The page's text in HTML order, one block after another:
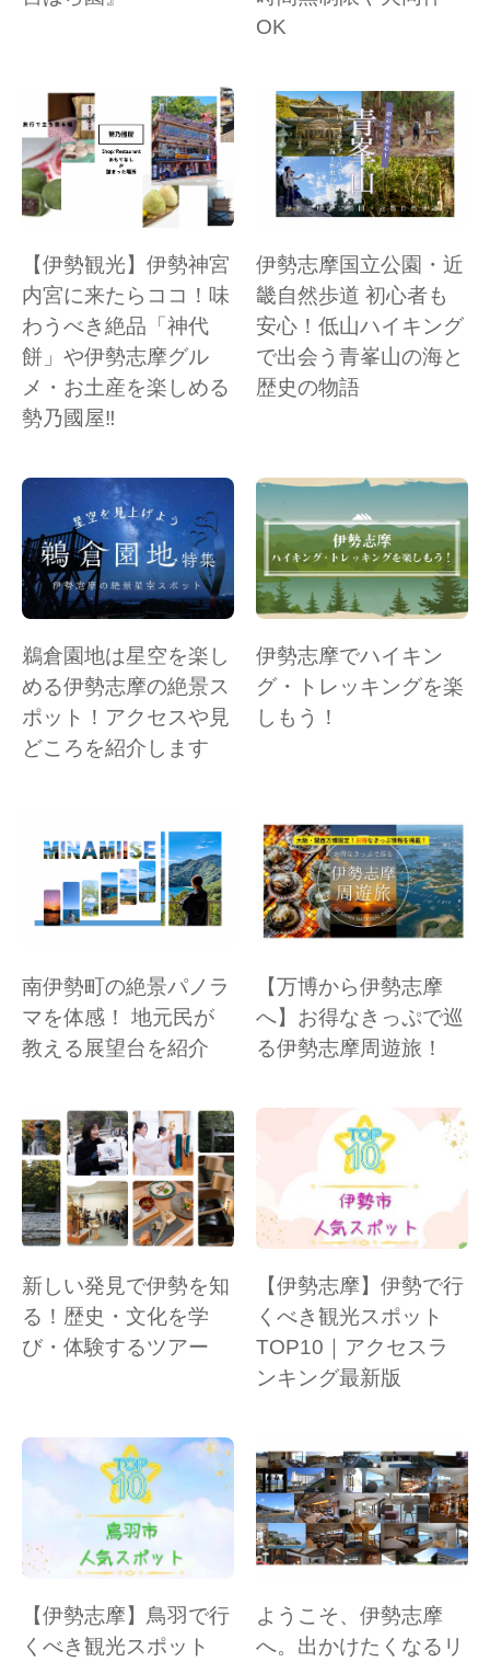
OK
【伊勢観光】伊勢神宮
内宮に来たらココ！味
わうべき絶品「神代
餅」や伊勢志摩グル
メ・お土産を楽しめる
勢乃國屋‼
伊勢志摩国立公園・近
畿自然歩道 初心者も
安心！低山ハイキング
で出会う青峯山の海と
歴史の物語
鵜倉園地は星空を楽し
める伊勢志摩の絶景ス
ポット！アクセスや見
どころを紹介します
伊勢志摩でハイキン
グ・トレッキングを楽
しもう！
南伊勢町の絶景パノラ
マを体感！ 地元民が
教える展望台を紹介
【万博から伊勢志摩
へ】お得なきっぷで巡
る伊勢志摩周遊旅！
新しい発見で伊勢を知
る！歴史・文化を学
び・体験するツアー
【伊勢志摩】伊勢で行
くべき観光スポット
TOP10｜アクセスラ
ンキング最新版
【伊勢志摩】鳥羽で行
くべき観光スポット
ようこそ、伊勢志摩
へ。出かけたくなるリ